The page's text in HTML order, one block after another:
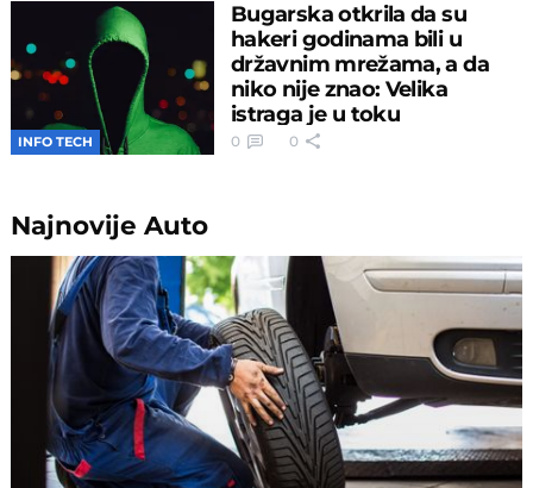
INFO TECH
Bugarska otkrila da su
hakeri godinama bili u
državnim mrežama, a da
niko nije znao: Velika
istraga je u toku
0 0
NajnovijeAuto